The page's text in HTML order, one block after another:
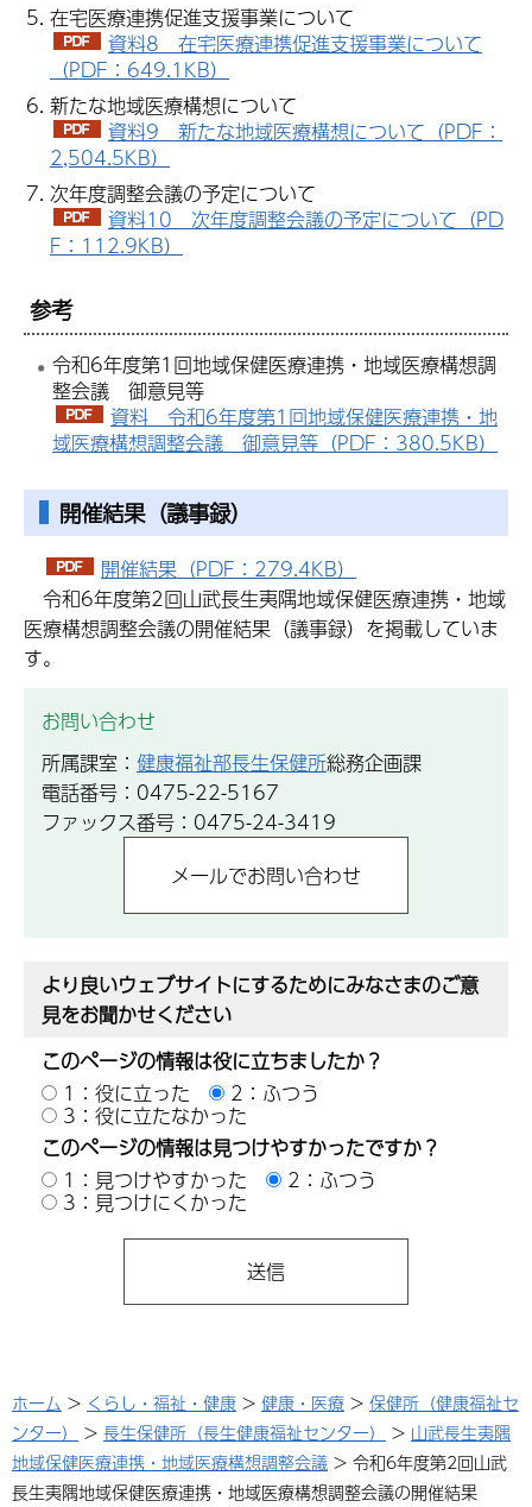
在宅医療連携促進支援事業について
資料8 在宅医療連携促進支援事業について
（PDF：649.1KB）
新たな地域医療構想について
資料9 新たな地域医療構想について（PDF：
2,504.5KB）
次年度調整会議の予定について
資料10 次年度調整会議の予定について（PD
F：112.9KB）
参考
令和6年度第1回地域保健医療連携・地域医療構想調
整会議 御意見等
資料 令和6年度第1回地域保健医療連携・地
域医療構想調整会議 御意見等（PDF：380.5KB）
開催結果（議事録）
開催結果（PDF：279.4KB）
令和6年度第2回山武長生夷隅地域保健医療連携・地域
医療構想調整会議の開催結果（議事録）を掲載していま
す。
お問い合わせ
所属課室： 健康福祉部長生保健所総務企画課
電話番号：0475-22-5167
ファックス番号：0475-24-3419
より良いウェブサイトにするためにみなさまのご意
見をお聞かせください
このページの情報は役に立ちましたか？
1：役に立った
2：ふつう
3：役に立たなかった
このページの情報は見つけやすかったですか？
1：見つけやすかった
2：ふつう
3：見つけにくかった
ホーム > くらし・福祉・健康 > 健康・医療 > 保健所（健康福祉セ
ンター）
> 長生保健所（長生健康福祉センター） > 山武長生夷隅
地域保健医療連携・地域医療構想調整会議 > 令和6年度第2回山武
長生夷隅地域保健医療連携・地域医療構想調整会議の開催結果